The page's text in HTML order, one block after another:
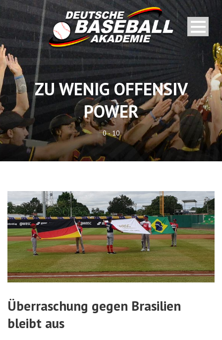
ZU WENIG OFFENSIV
POWER
0 - 10
Überraschung gegen Brasilien
bleibt aus